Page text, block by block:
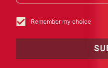
Remember my choice